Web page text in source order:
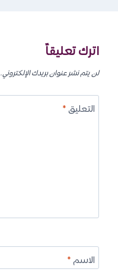
اترك تعليقاً
لن يتم نشر عنوان بريدك الإلكتروني.
التعليق*
الاسم*